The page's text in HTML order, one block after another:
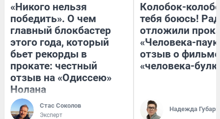
«Никого нельзя
победить». О чем
главный блокбастер
этого года, который
бьет рекорды в
прокате: честный
отзыв на «Одиссею»
Нолана
Стас Соколов
Эксперт
Колобок-
тебя боюсь!
отложили
«Человека-
отзыв о
«человека-
Надежда Губарь